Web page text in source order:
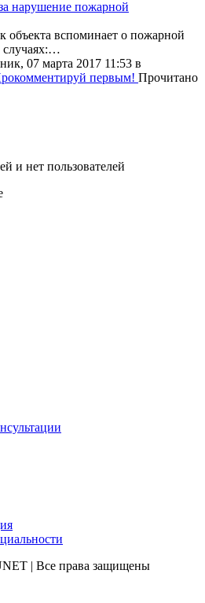
объекта вспоминает о пожарной
случаях:…
07 марта 2017 11:53 в
первым! Прочитано
и нет пользователей
| Все права защищены